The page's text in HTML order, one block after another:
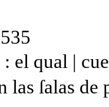
el qual |
las ſalas